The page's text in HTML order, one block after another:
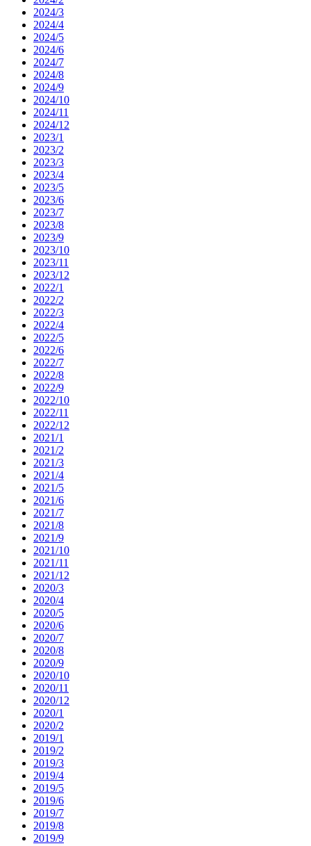
2024/3
2024/4
2024/5
2024/6
2024/7
2024/8
2024/9
2024/10
2024/11
2024/12
2023/1
2023/2
2023/3
2023/4
2023/5
2023/6
2023/7
2023/8
2023/9
2023/10
2023/11
2023/12
2022/1
2022/2
2022/3
2022/4
2022/5
2022/6
2022/7
2022/8
2022/9
2022/10
2022/11
2022/12
2021/1
2021/2
2021/3
2021/4
2021/5
2021/6
2021/7
2021/8
2021/9
2021/10
2021/11
2021/12
2020/3
2020/4
2020/5
2020/6
2020/7
2020/8
2020/9
2020/10
2020/11
2020/12
2020/1
2020/2
2019/1
2019/2
2019/3
2019/4
2019/5
2019/6
2019/7
2019/8
2019/9